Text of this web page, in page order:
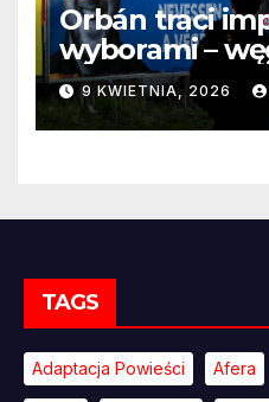
Orbán traci
wyborami –
propaganda
przekonywać
9 KWIETNIA, 2026
TAGS
Adaptacja Powieści Afera